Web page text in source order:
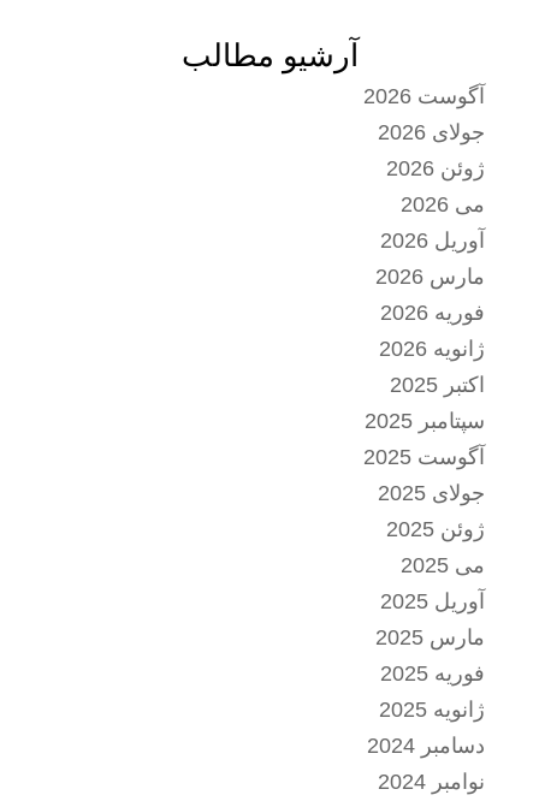
آرشیو مطالب
آگوست 2026
جولای 2026
ژوئن 2026
می 2026
آوریل 2026
مارس 2026
فوریه 2026
ژانویه 2026
اکتبر 2025
سپتامبر 2025
آگوست 2025
جولای 2025
ژوئن 2025
می 2025
آوریل 2025
مارس 2025
فوریه 2025
ژانویه 2025
دسامبر 2024
نوامبر 2024